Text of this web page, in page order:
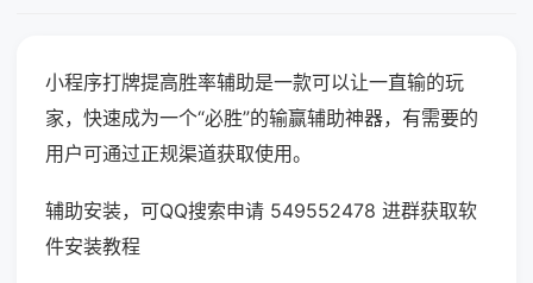
小程序打牌提高胜率辅助是一款可以让一直输的玩
家，快速成为一个“必胜”的输赢辅助神器，有需要的
用户可通过正规渠道获取使用。
辅助安装，可QQ搜索申请 549552478 进群获取软
件安装教程